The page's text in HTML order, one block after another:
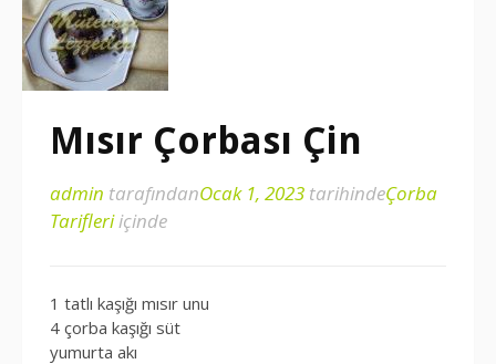
Mısır Çorbası Çin
admin tarafındanOcak 1, 2023 tarihindeÇorba
Tarifleriiçinde
1 tatlı kaşığı mısır unu
4 çorba kaşığı süt
yumurta akı